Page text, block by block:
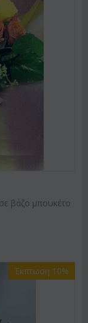
βάζο μπουκέτο
Έκπτωση 10%